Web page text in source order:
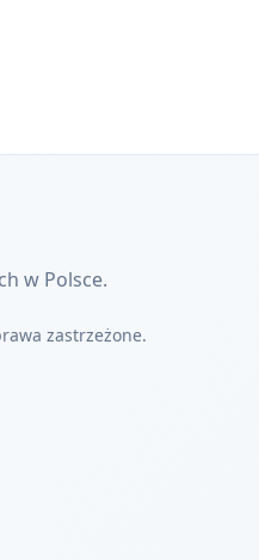
w Polsce.
zastrzeżone.